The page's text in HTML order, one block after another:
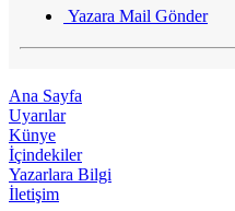
Yazara Mail Gönder
Ana Sayfa
Uyarılar
Künye
İçindekiler
Yazarlara Bilgi
İletişim